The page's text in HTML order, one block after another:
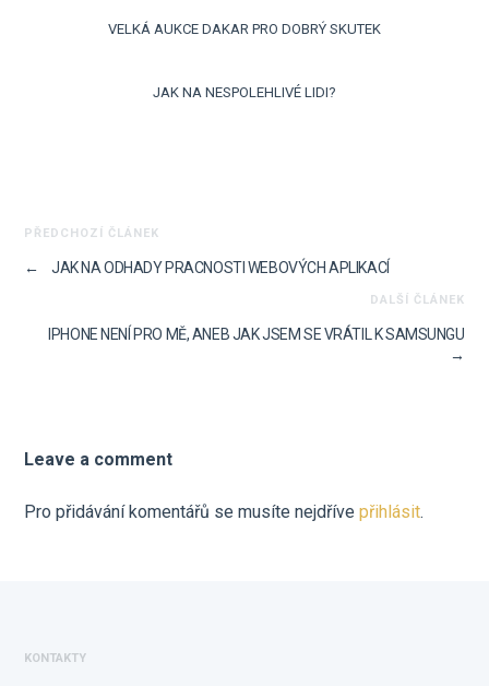
VELKÁ AUKCE DAKAR PRO DOBRÝ SKUTEK
JAK NA NESPOLEHLIVÉ LIDI?
PŘEDCHOZÍ ČLÁNEK
← JAK NA ODHADY PRACNOSTI WEBOVÝCH APLIKACÍ
DALŠÍ ČLÁNEK
IPHONE NENÍ PRO MĚ, ANEB JAK JSEM SE VRÁTIL K SAMSUNGU
→
Leave a comment
Pro přidávání komentářů se musíte nejdřívepřihlásit.
KONTAKTY